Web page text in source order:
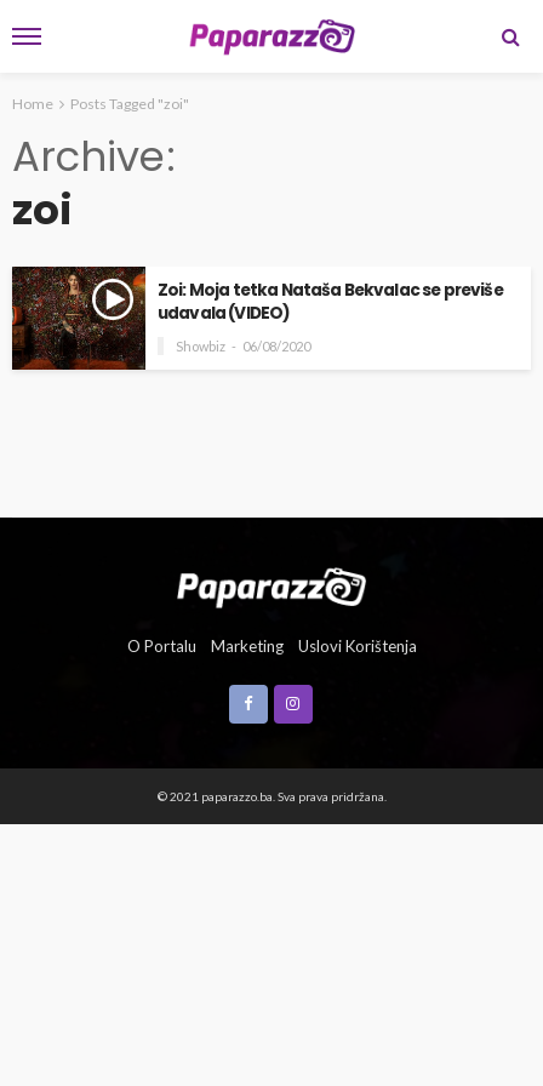
Home Posts Tagged "zoi"
Archive
zoi
Zoi: Moja tetka Nataša Bekvalac se previše
udavala (VIDEO)
Showbiz 06/08/2020
O Portalu Marketing Uslovi Korištenja
© 2021 paparazzo.ba. Sva prava pridržana.